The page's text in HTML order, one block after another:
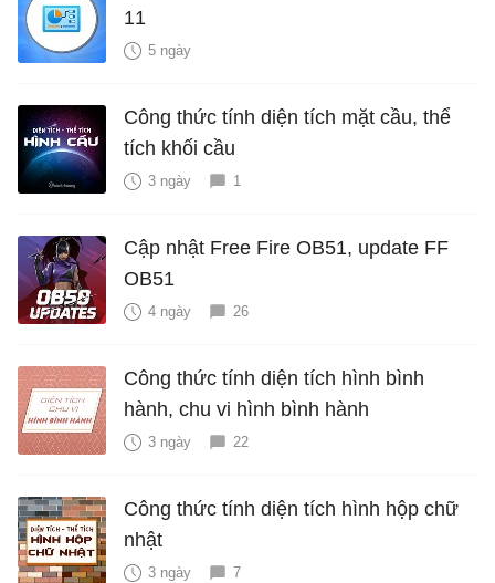
11
5 ngày
Công thức tính diện tích mặt cầu, thể
tích khối cầu
3 ngày 1
Cập nhật Free Fire OB51, update FF
OB51
4 ngày 26
Công thức tính diện tích hình bình
hành, chu vi hình bình hành
3 ngày 22
Công thức tính diện tích hình hộp chữ
nhật
3 ngày 7